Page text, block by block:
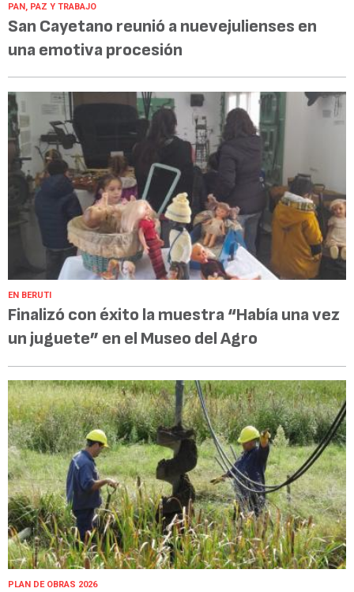
PAN, PAZ Y TRABAJO
San Cayetano reunió a nuevejulienses en
una emotiva procesión
EN BERUTI
Finalizó con éxito la muestra “Había una vez
un juguete” en el Museo del Agro
PLAN DE OBRAS 2026